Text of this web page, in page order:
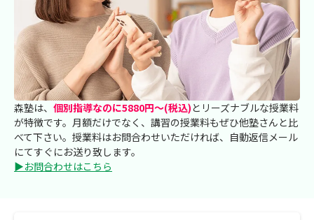
森塾は、 個別指導なのに5880円～(税込)とリーズナブルな授業料
が特徴です。月額だけでなく、講習の授業料もぜひ他塾さんと比
べて下さい。授業料はお問合わせいただければ、自動返信メール
にてすぐにお送り致します。
▶お問合わせはこちら